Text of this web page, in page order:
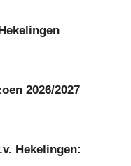
2026/2027
Hekelingen: